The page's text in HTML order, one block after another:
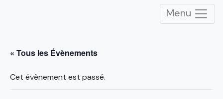
Menu
« Tous les Évènements
Cet évènement est passé.